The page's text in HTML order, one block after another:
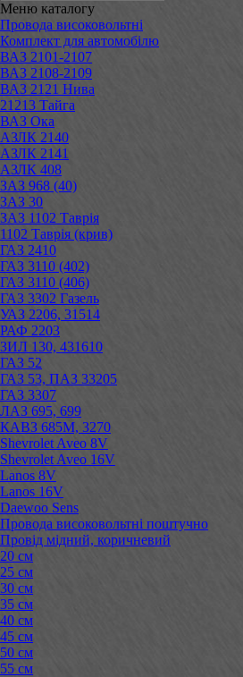
Меню каталогу
Провода високовольтні
Комплект для автомобілю
ВАЗ 2101-2107
ВАЗ 2108-2109
ВАЗ 2121 Нива
21213 Тайга
ВАЗ Ока
АЗЛК 2140
АЗЛК 2141
АЗЛК 408
ЗАЗ 968 (40)
ЗАЗ 30
ЗАЗ 1102 Таврія
1102 Таврія (крив)
ГАЗ 2410
ГАЗ 3110 (402)
ГАЗ 3110 (406)
ГАЗ 3302 Газель
УАЗ 2206, 31514
РАФ 2203
ЗИЛ 130, 431610
ГАЗ 52
ГАЗ 53, ПАЗ 33205
ГАЗ 3307
ЛАЗ 695, 699
КАВЗ 685М, 3270
Shevrolet Aveo 8V
Shevrolet Aveo 16V
Lanos 8V
Lanos 16V
Daewoo Sens
Провода високовольтні поштучно
Провід мідний, коричневий
20 см
25 см
30 см
35 см
40 см
45 см
50 см
55 см